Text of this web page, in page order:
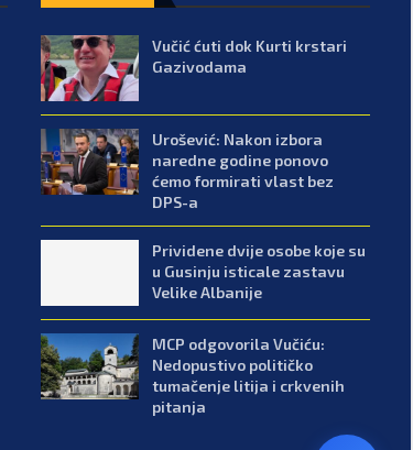
Vučić ćuti dok Kurti krstari
Gazivodama
Urošević: Nakon izbora
naredne godine ponovo
ćemo formirati vlast bez
DPS-a
Prividene dvije osobe koje su
u Gusinju isticale zastavu
Velike Albanije
MCP odgovorila Vučiću:
Nedopustivo političko
tumačenje litija i crkvenih
pitanja